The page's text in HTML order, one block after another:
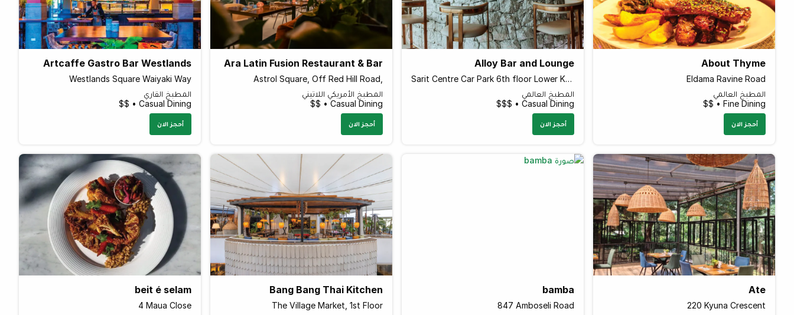
About Thyme
Eldama Ravine Road
المطبخ العالمي
Fine Dining • $$
أحجز الان
Alloy Bar and Lounge
Sarit Centre Car Park 6th floor Lower Kabete Road
المطبخ العالمي
Casual Dining • $$$
أحجز الان
Ara Latin Fusion Restaurant & Bar
Astrol Square, Off Red Hill Road,
المطبخ الأمريكي اللاتيني
Casual Dining • $$
أحجز الان
Artcaffe Gastro Bar Westlands
Westlands Square Waiyaki Way
المطبخ القاري
Casual Dining • $$
أحجز الان
Ate
220 Kyuna Crescent
bamba
847 Amboseli Road
Bang Bang Thai Kitchen
The Village Market, 1st Floor
beit é selam
4 Maua Close